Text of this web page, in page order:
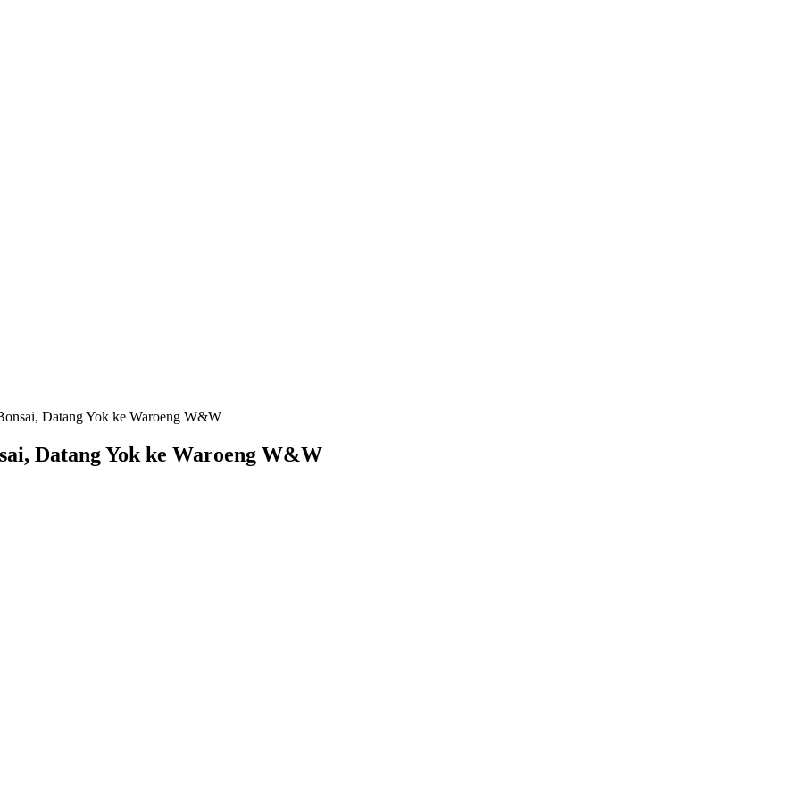
Datang Yok ke Waroeng W&W
Datang Yok ke Waroeng W&W